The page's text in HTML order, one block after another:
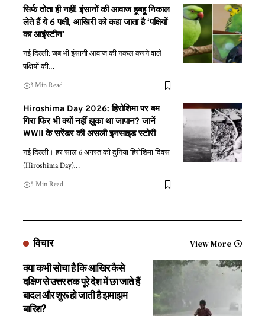
सिर्फ तोता ही नहीं! इंसानों की आवाज हूबहू निकाल
लेते हैं ये 6 पक्षी, आखिरी को कहा जाता है ‘पक्षियों
का आइंस्टीन’
नई दिल्ली: जब भी इंसानी आवाज की नकल करने वाले
पक्षियों की…
3 Min Read
Hiroshima Day 2026: हिरोशिमा पर बम
गिरा फिर भी क्यों नहीं झुका था जापान? जानें
WWII के सरेंडर की असली इनसाइड स्टोरी
नई दिल्ली। हर साल 6 अगस्त को दुनिया हिरोशिमा दिवस
(Hiroshima Day)…
5 Min Read
विचार View More
क्या कभी सोचा है कि आखिर कैसे
दक्षिण से उत्तर तक पूरे देश में छा जाते हैं
बादल और शुरू हो जाती है झमाझम
बारिश?